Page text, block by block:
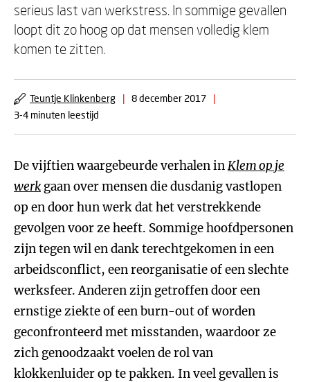
serieus last van werkstress. In sommige gevallen
loopt dit zo hoog op dat mensen volledig klem
komen te zitten.
Teuntje Klinkenberg | 8 december 2017
|
3-4 minuten leestijd
De vijftien waargebeurde verhalen inKlem op je
werk gaan over mensen die dusdanig vastlopen
op en door hun werk dat het verstrekkende
gevolgen voor ze heeft. Sommige hoofdpersonen
zijn tegen wil en dank terechtgekomen in een
arbeidsconflict, een reorganisatie of een slechte
werksfeer. Anderen zijn getroffen door een
ernstige ziekte of een burn-out of worden
geconfronteerd met misstanden, waardoor ze
zich genoodzaakt voelen de rol van
klokkenluider op te pakken. In veel gevallen is